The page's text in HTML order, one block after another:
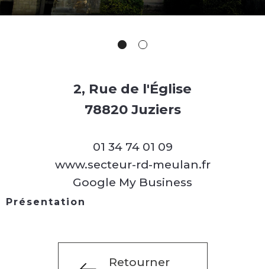
2, Rue de l'Église
78820 Juziers
01 34 74 01 09
www.secteur-rd-meulan.fr
Google My Business
Présentation
Retourner